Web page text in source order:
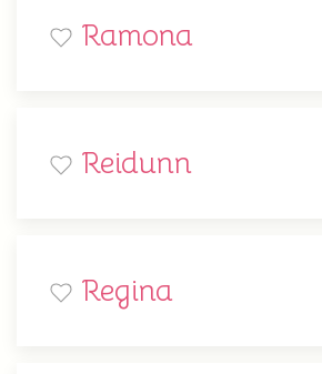
Ramona
Reidunn
Regina